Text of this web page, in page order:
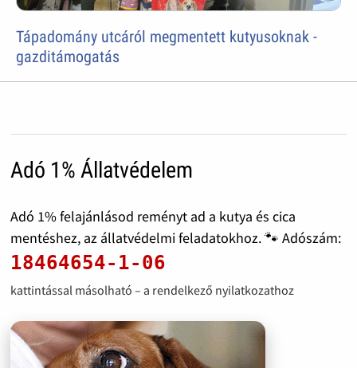
Tápadomány utcáról megmentett kutyusoknak -
gazditámogatás
Adó 1% Állatvédelem
Adó 1% felajánlásod reményt ad a kutya és cica
mentéshez, az állatvédelmi feladatokhoz. 🐾 Adószám:
18464654-1-06
kattintással másolható – a rendelkező nyilatkozathoz